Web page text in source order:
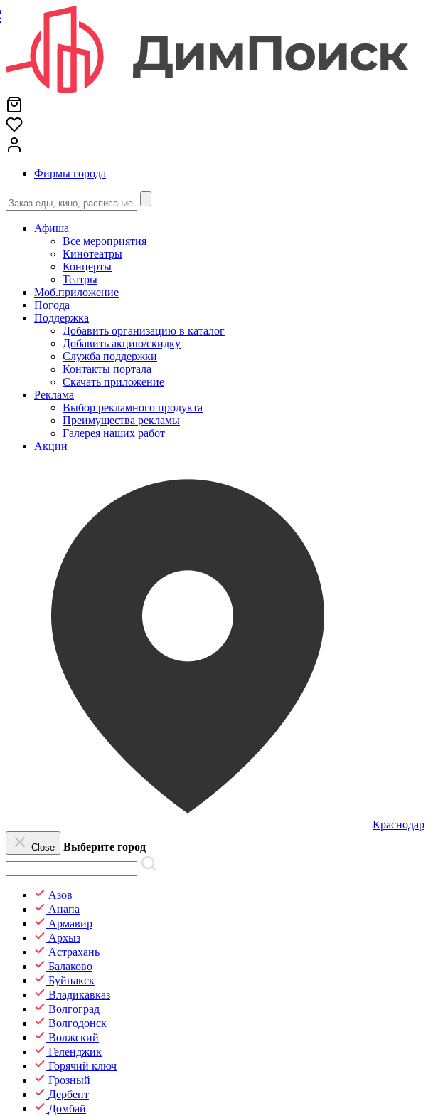
Фирмы города
Афиша
Все мероприятия
Кинотеатры
Концерты
Театры
Моб.приложение
Погода
Поддержка
Добавить организацию в каталог
Добавить акцию/скидку
Служба поддержки
Контакты портала
Скачать приложение
Реклама
Выбор рекламного продукта
Преимущества рекламы
Галерея наших работ
Акции
Краснодар
Close Выберите город
Азов
Анапа
Армавир
Архыз
Астрахань
Балаково
Буйнакск
Владикавказ
Волгоград
Волгодонск
Волжский
Геленджик
Горячий ключ
Грозный
Дербент
Домбай